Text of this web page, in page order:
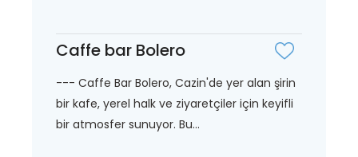
Caffe bar Bolero
--- Caffe Bar Bolero, Cazin'de yer alan şirin
bir kafe, yerel halk ve ziyaretçiler için keyifli
bir atmosfer sunuyor. Bu...